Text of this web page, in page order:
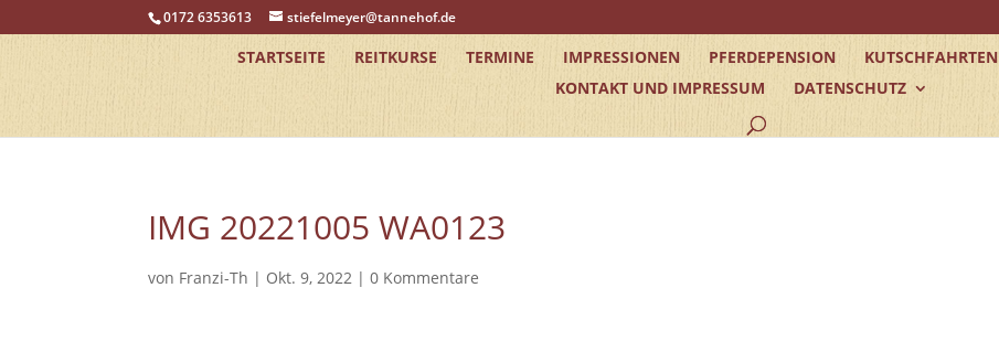
0172 6353613 stiefelmeyer@tannehof.de
STARTSEITE REITKURSE TERMINE IMPRESSIONEN PFERDEPENSION KUTSCHFAHRTEN
KONTAKT UND IMPRESSUM
DATENSCHUTZ
IMG 20221005 WA0123
von Franzi-Th | Okt. 9, 2022 |0 Kommentare